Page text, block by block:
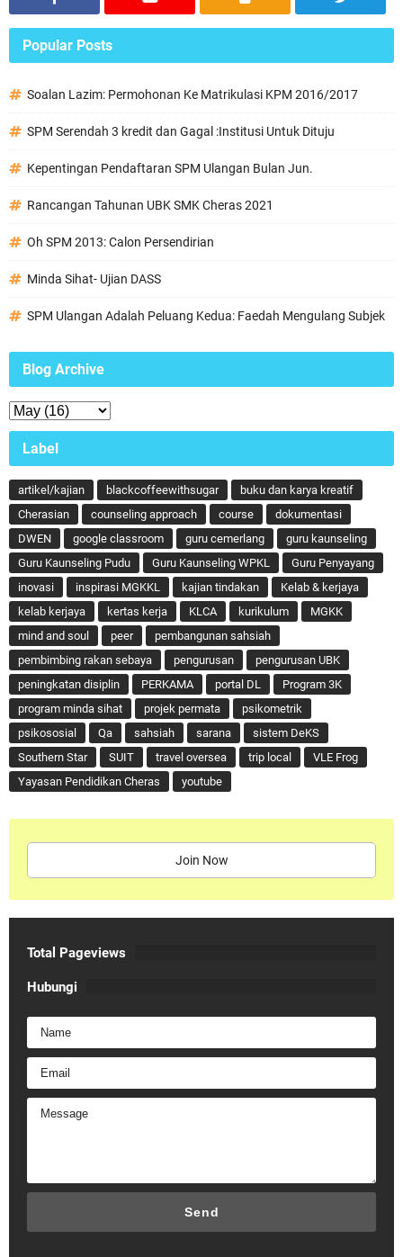
Popular Posts
Soalan Lazim: Permohonan Ke Matrikulasi KPM 2016/2017
SPM Serendah 3 kredit dan Gagal :Institusi Untuk Dituju
Kepentingan Pendaftaran SPM Ulangan Bulan Jun.
Rancangan Tahunan UBK SMK Cheras 2021
Oh SPM 2013: Calon Persendirian
Minda Sihat- Ujian DASS
SPM Ulangan Adalah Peluang Kedua: Faedah Mengulang Subjek
Blog Archive
Label
artikel/kajian blackcoffeewithsugar
buku dan karya kreatif
Cherasian
counseling approach course
dokumentasi
DWEN
google classroom guru cemerlang
guru kaunseling
Guru Kaunseling Pudu
Guru Kaunseling WPKL
Guru Penyayang
inovasi
inspirasi MGKKL kajian tindakan
Kelab & kerjaya
kelab kerjaya
kertas kerja KLCA kurikulum
MGKK
mind and soul
peer
pembangunan sahsiah
pembimbing rakan sebaya
pengurusan
pengurusan UBK
peningkatan disiplin
PERKAMA portal DL
Program 3K
program minda sihat
projek permata
psikometrik
psikososial
Qa sahsiah sarana
sistem DeKS
Southern Star
SUIT travel oversea trip local
VLE Frog
Yayasan Pendidikan Cheras
youtube
Join Now
Total Pageviews
Hubungi